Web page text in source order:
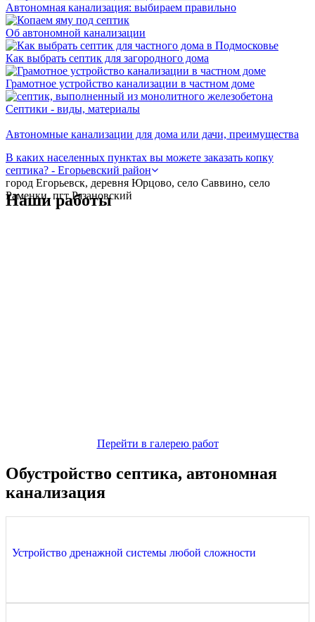
Автономная канализация: выбираем правильно
Об автономной канализации
Как выбрать септик для загородного дома
Грамотное устройство канализации в частном доме
Септики - виды, материалы
Автономные канализации для дома или дачи, преимущества
В каких населенных пунктах вы можете заказать копку
септика? - Егорьевский район
город Егорьевск, деревня Юрцово, село Саввино, село
Раменки, пгт Рязановский
Наши работы
Перейти в галерею работ
Обустройство септика, автономная
канализация
Устройство дренажной системы любой сложности